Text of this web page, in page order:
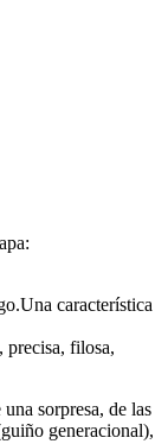
característica
precisa, filosa,
sorpresa, de las
generacional),